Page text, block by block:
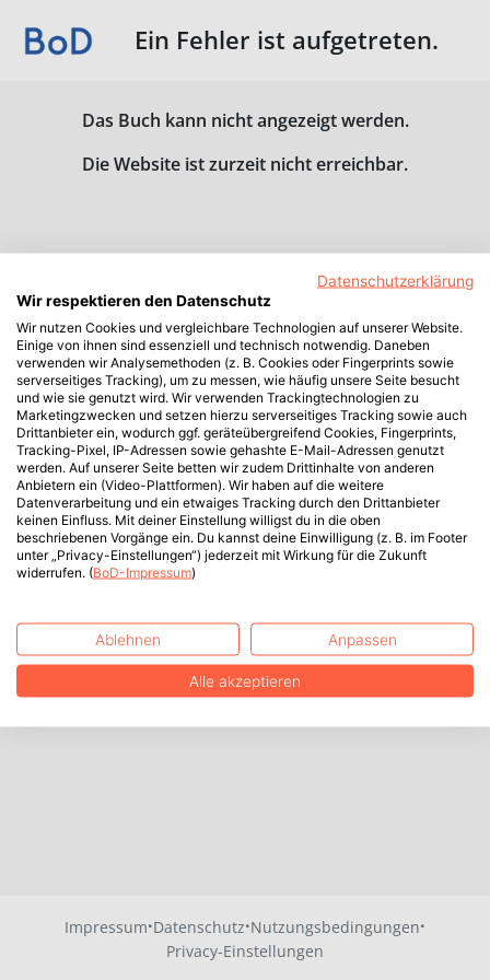
Ein Fehler ist aufgetreten.
Das Buch kann nicht angezeigt werden.
Die Website ist zurzeit nicht erreichbar.
Impressum·Datenschutz·Nutzungsbedingungen·
Privacy-Einstellungen
Datenschutzerklärung
Wir respektieren den Datenschutz
Wir nutzen Cookies und vergleichbare Technologien auf unserer Website.
Einige von ihnen sind essenziell und technisch notwendig. Daneben
verwenden wir Analysemethoden (z. B. Cookies oder Fingerprints sowie
serverseitiges Tracking), um zu messen, wie häufig unsere Seite besucht
und wie sie genutzt wird. Wir verwenden Trackingtechnologien zu
Marketingzwecken und setzen hierzu serverseitiges Tracking sowie auch
Drittanbieter ein, wodurch ggf. geräteübergreifend Cookies, Fingerprints,
Tracking-Pixel, IP-Adressen sowie gehashte E-Mail-Adressen genutzt
werden. Auf unserer Seite betten wir zudem Drittinhalte von anderen
Anbietern ein (Video-Plattformen). Wir haben auf die weitere
Datenverarbeitung und ein etwaiges Tracking durch den Drittanbieter
keinen Einfluss. Mit deiner Einstellung willigst du in die oben
beschriebenen Vorgänge ein. Du kannst deine Einwilligung (z. B. im Footer
unter „Privacy-Einstellungen“) jederzeit mit Wirkung für die Zukunft
widerrufen. (BoD-Impressum)
Ablehnen Anpassen
Alle akzeptieren